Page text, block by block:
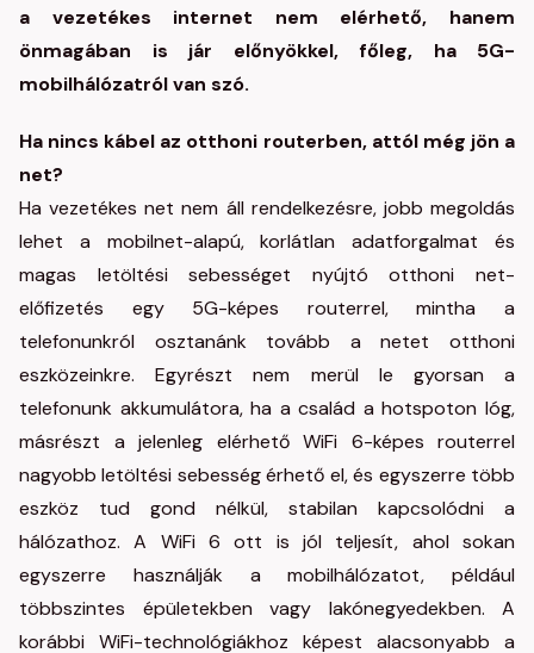
a vezetékes internet nem elérhető, hanem
önmagában is jár előnyökkel, főleg, ha 5G-
mobilhálózatról van szó.
Ha nincs kábel az otthoni routerben, attól még jön a
net?
Ha vezetékes net nem áll rendelkezésre, jobb megoldás
lehet a mobilnet-alapú, korlátlan adatforgalmat és
magas letöltési sebességet nyújtó otthoni net-
előfizetés egy 5G-képes routerrel, mintha a
telefonunkról osztanánk tovább a netet otthoni
eszközeinkre. Egyrészt nem merül le gyorsan a
telefonunk akkumulátora, ha a család a hotspoton lóg,
másrészt a jelenleg elérhető WiFi 6-képes routerrel
nagyobb letöltési sebesség érhető el, és egyszerre több
eszköz tud gond nélkül, stabilan kapcsolódni a
hálózathoz. A WiFi 6 ott is jól teljesít, ahol sokan
egyszerre használják a mobilhálózatot, például
többszintes épületekben vagy lakónegyedekben. A
korábbi WiFi-technológiákhoz képest alacsonyabb a